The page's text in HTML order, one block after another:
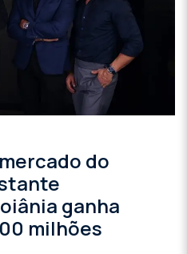
do
ganha
milhões